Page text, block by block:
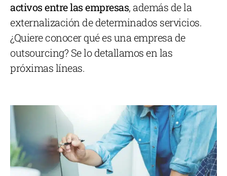
activos entre las empresas, además de la
externalización de determinados servicios.
¿Quiere conocer qué es una empresa de
outsourcing? Se lo detallamos en las
próximas líneas.